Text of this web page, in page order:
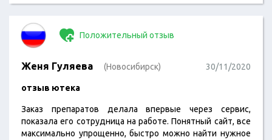
Положительный отзыв
Женя Гуляева (Новосибирск) 30/11/2020
отзыв ютека
Заказ препаратов делала впервые через сервис,
показала его сотрудница на работе. Понятный сайт, все
максимально упрощенно, быстро можно найти нужное